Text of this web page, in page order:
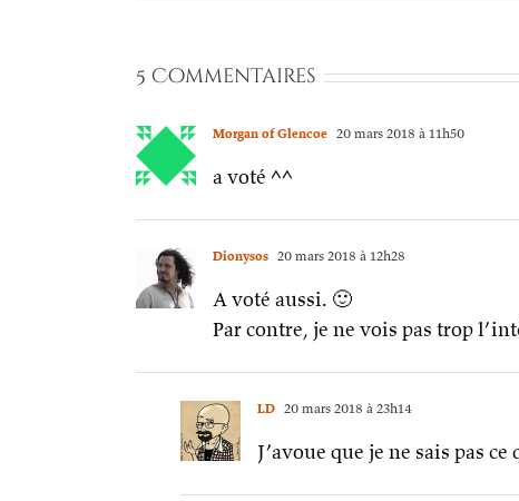
5 Commentaires
Morgan of Glencoe 20 mars 2018 à 11h50
a voté ^^
Dionysos 20 mars 2018 à 12h28
A voté aussi. 🙂
Par contre, je ne vois pas trop
LD 20 mars 2018 à 23h14
J’avoue que je ne sais pas